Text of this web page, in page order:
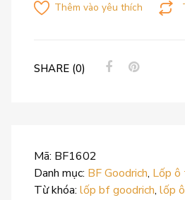
Thêm vào yêu thích
SHARE (0)
Mã: BF1602
Danh mục: BF Goodrich, Lốp ô
Từ khóa: lốp bf goodrich, lốp